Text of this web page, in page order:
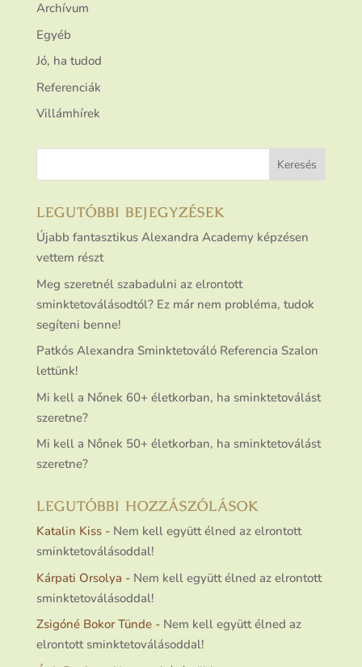
Archívum
Egyéb
Jó, ha tudod
Referenciák
Villámhírek
LEGUTÓBBI BEJEGYZÉSEK
Újabb fantasztikus Alexandra Academy képzésen
vettem részt
Meg szeretnél szabadulni az elrontott
sminktetoválásodtól? Ez már nem probléma, tudok
segíteni benne!
Patkós Alexandra Sminktetováló Referencia Szalon
lettünk!
Mi kell a Nőnek 60+ életkorban, ha sminktetoválást
szeretne?
Mi kell a Nőnek 50+ életkorban, ha sminktetoválást
szeretne?
LEGUTÓBBI HOZZÁSZÓLÁSOK
Katalin Kiss- Nem kell együtt élned az elrontott
sminktetoválásoddal!
Kárpati Orsolya - Nem kell együtt élned az elrontott
sminktetoválásoddal!
Zsigóné Bokor Tünde- Nem kell együtt élned az
elrontott sminktetoválásoddal!